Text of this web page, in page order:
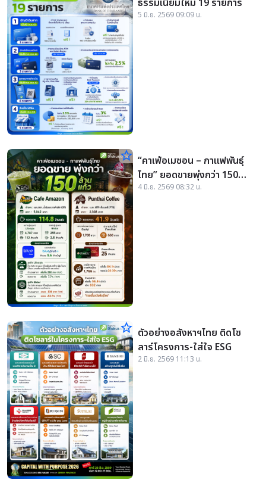
ธรรมเนียมใหม่ 19 รายการ
5 มิ.ย. 2569 09:09 น.
star_border “คาเฟ่อเมซอน – กาแฟพันธุ์
ไทย” ยอดขายพุ่งกว่า 150
ล้านแก้ว
4 มิ.ย. 2569 08:32 น.
star_border ตัวอย่างอสังหาฯไทย ติดโซ
ลาร์โครงการ-ใส่ใจ ESG
2 มิ.ย. 2569 11:13 น.